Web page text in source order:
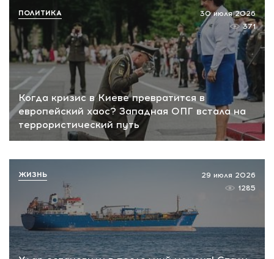
Когда кризис в Киеве превратится в
европейский хаос? Западная ОПГ встала на
террористический путь
30 июля 2026
371
ПОЛИТИКА
29 июля 2026
1285
ЖИЗНЬ